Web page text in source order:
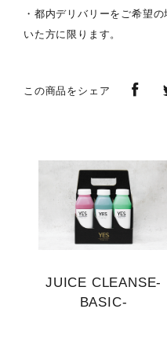
・都内デリバリーをご希望
いた方に限ります。
この商品をシェア
JUICE CLEANSE-
BASIC-